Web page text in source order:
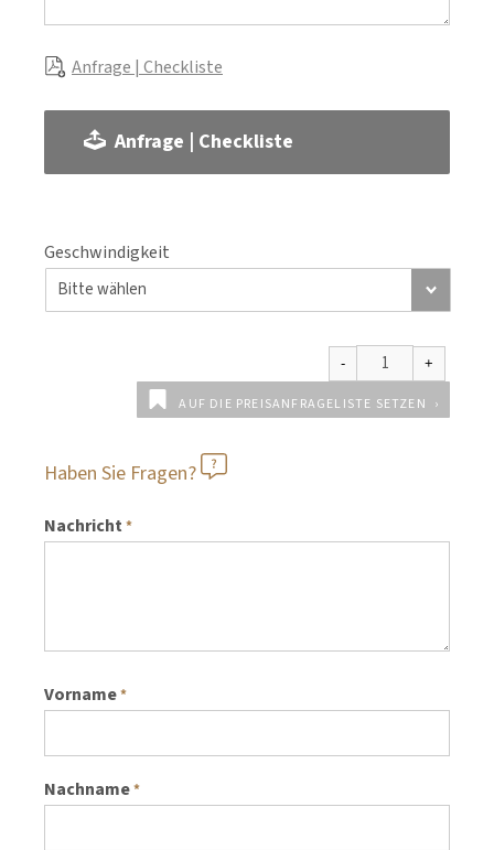
Anfrage | Checkliste
Anfrage | Checkliste
Geschwindigkeit
AUF DIE PREISANFRAGELISTE SETZEN
Haben Sie Fragen?
Nachricht*
Vorname*
Nachname*